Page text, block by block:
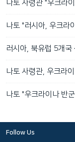
나토 사령관 "우크라
나토 "러시아, 우크라
러시아, 북유럽 5개
나토 사령관, 우크라
나토 "우크라이나 반
Follow Us